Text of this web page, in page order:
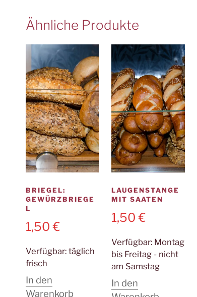
Ähnliche Produkte
BRIEGEL:
GEWÜRZBRIEGE
L
1,50€
Verfügbar:täglich
frisch
In den
Warenkorb
LAUGENSTANGE
MIT SAATEN
1,50€
Verfügbar: Montag
bis Freitag - nicht
am Samstag
In den